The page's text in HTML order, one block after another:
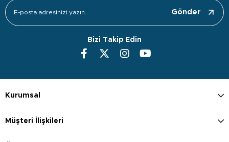
Gönder
Bizi Takip Edin
Kurumsal
Müşteri İlişkileri